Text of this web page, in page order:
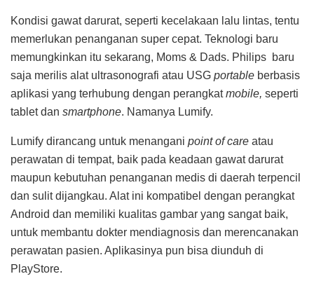
Kondisi gawat darurat, seperti kecelakaan lalu lintas, tentu
memerlukan penanganan super cepat. Teknologi baru
memungkinkan itu sekarang, Moms & Dads. Philips baru
saja merilis alat ultrasonografi atau USG portable berbasis
aplikasi yang terhubung dengan perangkatmobile, seperti
tablet dan smartphone. Namanya Lumify.
Lumify dirancang untuk menangani point of care atau
perawatan di tempat, baik pada keadaan gawat darurat
maupun kebutuhan penanganan medis di daerah terpencil
dan sulit dijangkau. Alat ini kompatibel dengan perangkat
Android dan memiliki kualitas gambar yang sangat baik,
untuk membantu dokter mendiagnosis dan merencanakan
perawatan pasien. Aplikasinya pun bisa diunduh di
PlayStore.